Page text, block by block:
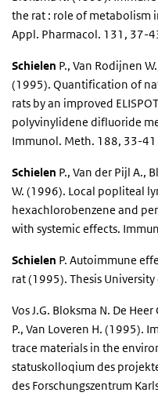
the rat : role of metabolism
Appl. Pharmacol. 131, 37-
Schielen P., Van Rodijnen
(1995). Quantification of
rats by an improved
polyvinylidene difluoride
Immunol. Meth. 188, 33-41
Schielen P., Van der Pijl A.,
W. (1996). Local popliteal
hexachlorobenzene and
with systemic effects.
Schielen P. Autoimmune
rat (1995). Thesis
Vos J.G. Bloksma N. De Heer
P., Van Loveren H. (1995).
trace materials in the
statuskolloqium des
des Forschungszentrum